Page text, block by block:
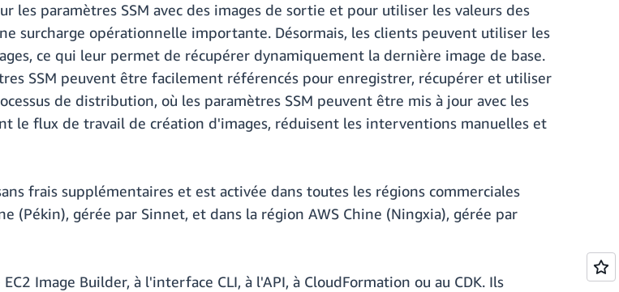
les paramètres SSM avec des images de sortie et pour utiliser les valeurs des
surcharge opérationnelle importante. Désormais, les clients peuvent utiliser les
ce qui leur permet de récupérer dynamiquement la dernière image de base.
SSM peuvent être facilement référencés pour enregistrer, récupérer et utiliser
de distribution, où les paramètres SSM peuvent être mis à jour avec les
le flux de travail de création d'images, réduisent les interventions manuelles et
frais supplémentaires et est activée dans toutes les régions commerciales
(Pékin), gérée par Sinnet, et dans la région AWS Chine (Ningxia), gérée par
Image Builder, à l'interface CLI, à l'API, à CloudFormation ou au CDK. Ils